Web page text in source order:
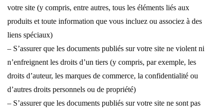
votre site (y compris, entre autres, tous les éléments liés aux
produits et toute information que vous incluez ou associez à des
liens spéciaux)
– S’assurer que les documents publiés sur votre site ne violent ni
n’enfreignent les droits d’un tiers (y compris, par exemple, les
droits d’auteur, les marques de commerce, la confidentialité ou
d’autres droits personnels ou de propriété)
– S’assurer que les documents publiés sur votre site ne sont pas